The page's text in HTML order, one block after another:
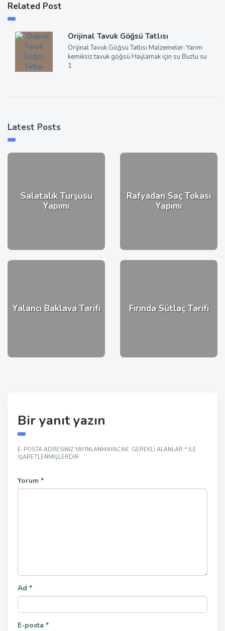
Related Post
Orijinal Tavuk Göğsü Tatlısı
Orijinal Tavuk Göğsü Tatlısı Malzemeler: Yarım
kemiksiz tavuk göğsü Haşlamak için su Buzlu su
1
Latest Posts
Salatalık Turşusu
Yapımı
Rafyadan Saç Tokası
Yapımı
Yalancı Baklava Tarifi Fırında Sütlaç Tarifi
Bir yanıt yazın
E-POSTA ADRESINIZ YAYINLANMAYACAK. GEREKLI ALANLAR * ILE
IŞARETLENMIŞLERDIR
Yorum *
Ad *
E-posta *